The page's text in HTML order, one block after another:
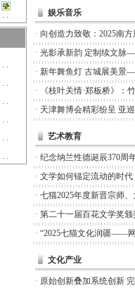
娱乐音乐
· 向创造力致敬：2025南方
· 光影承新韵 定制续文脉
· 新年舞鱼灯 古城展美景
·
《枝叶关情·郑板桥》：
· 天津舞博会精彩纷呈 亚
艺术教育
· 纪念纳兰性德诞辰370周
· 文学如何锚定流动的时
· 七猫2025年度新晋宗师
· 第二十一届百花文学奖
· “2025七猫文化润疆——
文化产业
· 原始创新叠加系统创新